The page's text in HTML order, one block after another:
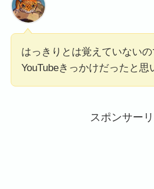
はっきりとは覚えていないの
YouTubeきっかけだったと思
スポンサー